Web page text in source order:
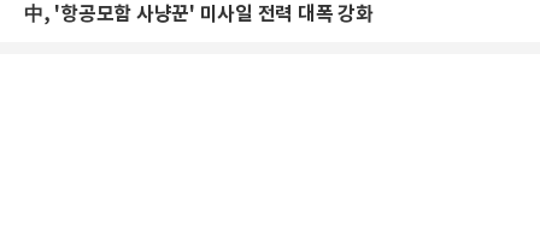
中, '항공모함 사냥꾼' 미사일 전력 대폭 강화